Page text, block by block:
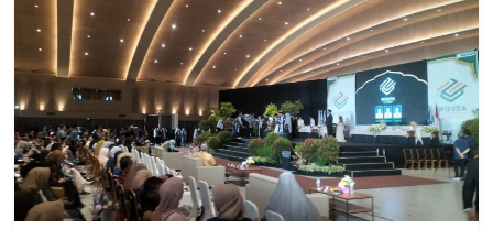
Dzikir,
Fikir,
Ikhtiar